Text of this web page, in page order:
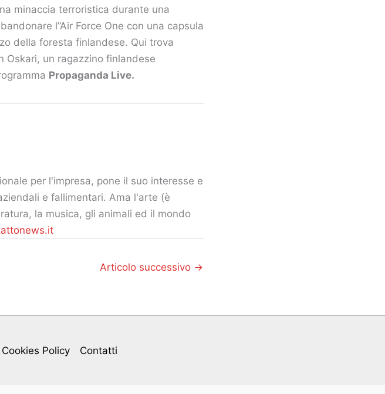
minaccia terroristica durante una
l”Air Force One con una capsula
della foresta finlandese. Qui trova
Oskari, un ragazzino finlandese
Propaganda Live.
per l'impresa, pone il suo interesse e
e fallimentari. Ama l'arte (è
la musica, gli animali ed il mondo
Articolo successivo →
Policy Contatti